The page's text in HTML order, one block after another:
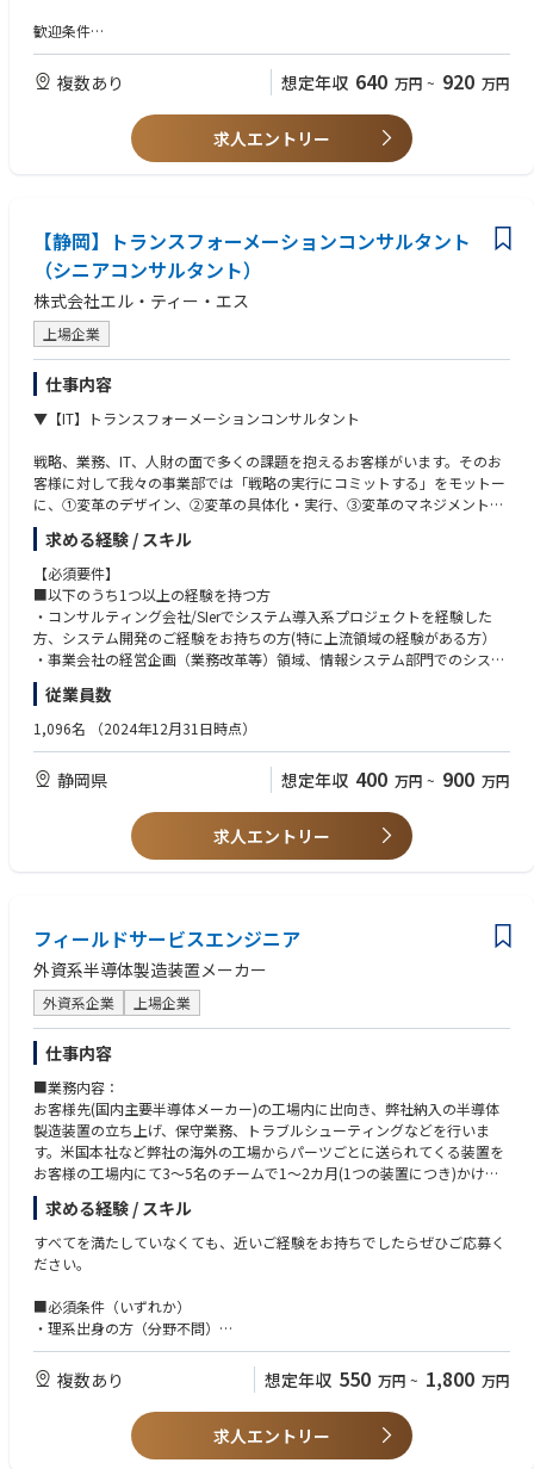
当該部門は様々な年齢層の人材がおり、上司とも気軽に話せる雰囲気で
また、チャレンジしやすい風土で、年齢に関わらず重要な業務を任せても
らえるため、やりがいを感じやすいです。
先輩による指導も徹底しており、他の製品担当営業からのアドバイスも得
やすく、成長しやすい環境です。
・担当お客様戦略立案・遂行
・顧客への見積業務
・お客様とのネゴシエーション
・社内営業関連業務
・量産・補修部品の受注手配業務
・試作手配・試作納期調整・管理
【働き方・就業環境】
■リモートワーク頻度
業務状況次第では、ほとんど毎日出社となることもあります。
■平均残業時間
で月15～20時間程度の残業時間が想定されます。
主任クラスでは多くて月30～35時間程度（年４～５か月)、通常時で月20
～25時間程度の残業時間が想定されます。
【仕事の魅力・やりがい・キャリアパス】
■ Astemoは独立系グローバルサプライヤーのため、世界中の自動車・二
輪車メーカーを顧客として 国内だけでなく海外のお客様・仲間と連携して
事業をおこなっており、活躍の場はグローバルに広がっています。
また英語力を高めるための制度・研修が充実しており、日常においても英
語を使ったコミュニケーションのチャンスが多いことから、将来のキャリ
■将来的に想定されるキャリアパス
歓迎条件
・自動車業界での営業経験あり
・ビジネスレベルの英語力のある方(読み書き・メールに支障のないレベ
ル)
・学習意欲・成長意欲の高い方
複数あり 想定年収 640 万円 ~ 920 万円
求人エントリー
【静岡】トランスフォーメーションコンサルタント
（シニアコンサルタント）
株式会社エル・ティー・エス
上場企業
仕事内容
▼【IT】トランスフォーメーションコンサルタント
戦略、業務、IT、人財の面で多くの課題を抱えるお客様がいます。そのお
客様に対して我々の事業部では「戦略の実行にコミットする」をモットー
に、①変革のデザイン、②変革の具体化・実行、③変革のマネジメントを
価値として提供しています。
【業務内容】
■戦略立案/構想策定
・DX戦略/構想策定支援（IT/デジタル技術を活用した経営課題の解決）
・デジタル技術を活用した新規事業創出・事業/サービス開発支援
・経営戦略・事業戦略策定
■ビジネストランスフォーメーション推進
・経営管理高度化
・業務改革における業務分析（ビジネスプロセスマネジメント）
・顧客とのパートナーシップの推進
【取り組み事例】
■DX/ITコンサルティング
・製造業 スマートファクトリー化推進支援
売上高数兆円を超える大手製造業にて、製造工程の自動化を実現するため
のスマートファクトリー化プロジェクトを支援。各種業務の将来構想策定
～ITソリューション導入支援～実行定着化支援の他、データマネジメント
構想策定等まで幅広く支援。
■人財開発
・情報通信業 DX人材育成支
DXを推進できる人材を育成するための研修プログラムの開発及び社員研修
を実施。
短期的な研修だけでなく中長期にわたる育成プログラム開発を支援。
■ビジネスコンサルティング
・製造業 全社業務改革支援
市場における競争力強化のため全社での業務再構築を支援。販売・購買・
生産・物流・財務会計といった幅広い領域で、業務分析～課題抽出～ある
べき業務設計～改革の実行推進を支援。
「変革」を創り出すプロフェッショナル集団です。
「変革」を創り出す力を付けていくことは、LTSにとっても、市場にとっ
ても今後ますます重要になっていきます。LTSはアジアで5本指に入るブラ
求める経験 / スキル
【必須要件】
■以下のうち1つ以上の経験を持つ方
・コンサルティング会社/SIerでシステム導入系プロジェクトを経験した
方、システム開発のご経験をお持ちの方(特に上流領域の経験がある方）
・事業会社の経営企画（業務改革等）領域、情報システム部門でのシステ
ム導入プロジェクトへの参画経験がある方
■以下すべて必須
・クライアントやチームメンバと信頼関係を築いてPJを推進するコミュニ
ケーション能力をお持ちの方
・論理的思考能力、チームワーク能力に長けた方
・MS365（特にPowerPoint、Excel）を不自由なく使いこなせるスキルを
【歓迎要件】
・IT化構想・企画プロジェクト、BPRプロジェクト、業務システム導入プ
ロジェクトなどのコンサルティング業務経験
・RPA・OCR・ノーコード開発ツールなどDXを促進するツールの導入・活
用経験
・特定スキルをお持ちの方（EA、BPMなど)
・特定資格をお持ちの方（PMP、応用情報処理試験など)
・英語がビジネスレベルにおいて不自由なく使いこなせるレベルの方
従業員数
1,096名 （2024年12月31日時点）
静岡県 想定年収 400 万円 ~ 900 万円
求人エントリー
フィールドサービスエンジニア
外資系半導体製造装置メーカー
外資系企業 上場企業
仕事内容
■業務内容：
お客様先(国内主要半導体メーカー)の工場内に出向き、弊社納入の半導体
製造装置の立ち上げ、保守業務、トラブルシューティングなどを行いま
す。米国本社など弊社の海外の工場からパーツごとに送られてくる装置を
お客様の工場内にて3～5名のチームで1～2カ月(1つの装置につき)かけて
セッティング(組立て)、基本性能の評価テストを実施し、本稼働までフォ
ローを行います。更に保守業務では定期メンテナンスサポートや装置のト
ラブル対応を行い、不具合発生時には、あらゆる角度から問題点を検証
し、的確なソリューションを提供します。
※米国が本社のため、メールにて英語で連絡をとって頂く可能性がありま
すが、翻訳機などを使いながらでの業務が可能でございますのでご安心く
■業務内容詳細
①カスタマーサポート、オンサイト業務：
・新規納入装置の立ち上げ：据え付け、組み立て、調整、性能確認
求める経験 / スキル
すべてを満たしていなくても、近いご経験をお持ちでしたらぜひご応募く
ださい。
■必須条件（いずれか）
・理系出身の方（分野不問）
・文系出身の方で、以下いずれかの実務経験をお持ちの方
サービスエンジニア、保全、製造、組立、加工、設備・装置の操作、トラ
ブルシューティング、品質管理、試験・評価、解析、機械いじりが伴う業
務、簡易プログラミング経験、顧客対応を含む技術系業務、ラインの管理
■歓迎条件（活かせる経験・知識）
複数あり 想定年収 550 万円 ~ 1,800 万円
求人エントリー